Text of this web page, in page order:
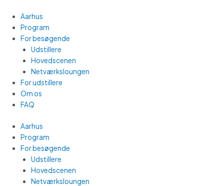
indholdet
Aarhus
Program
For besøgende
Udstillere
Hovedscenen
Netværksloungen
For udstillere
Om os
FAQ
Menu
Aarhus
Program
For besøgende
Udstillere
Hovedscenen
Netværksloungen